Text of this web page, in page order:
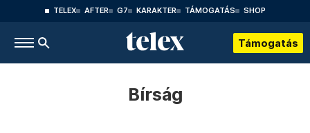
TELEX AFTER G7 KARAKTER TÁMOGATÁS SHOP
Támogatás
Bírság